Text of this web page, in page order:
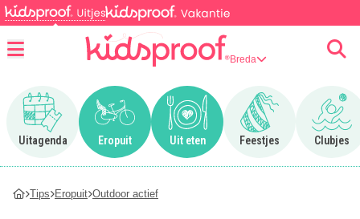
Breda
Uitagenda
Ga naar Uitagenda
Eropuit
Ga naar Eropuit
Uit eten
Ga naar Uit eten
Feestjes
Ga naar Feestjes
Clubjes
Ga
Tips Eropuit Outdoor actief